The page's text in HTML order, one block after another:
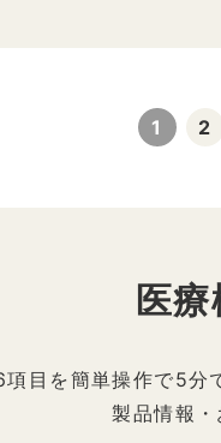
1 2
医
目を簡単操作で5分
製品情報